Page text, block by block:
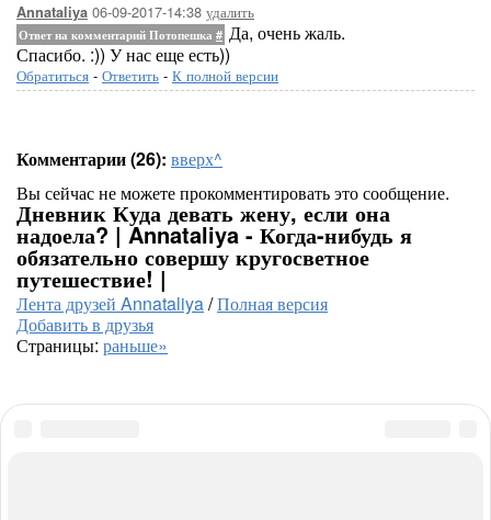
Annataliya 06-09-2017-14:38 удалить
Ответ на комментарий Потопешка # Да, очень жаль.
Спасибо. :)) У нас еще есть))
Обратиться - Ответить - К полной версии
Комментарии (26): вверх^
Вы сейчас не можете прокомментировать это сообщение.
Дневник Куда девать жену, если она
надоела? | Annataliya - Когда-нибудь я
обязательно совершу кругосветное
путешествие! |
Лента друзей Annataliya/Полная версия
Добавить в друзья
Страницы: раньше»